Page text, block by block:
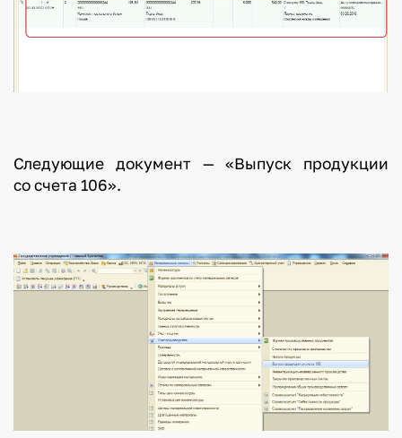
Следующие документ — «Выпуск продукции
со счета 106».